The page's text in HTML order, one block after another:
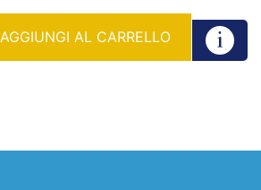
AGGIUNGI AL CARRELLO